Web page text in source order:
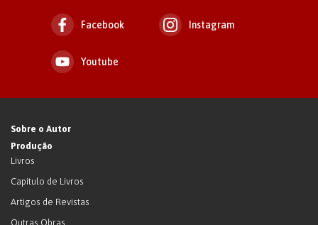
Facebook Instagram
Youtube
Sobre o Autor
Produção
Livros
Capítulo de Livros
Artigos de Revistas
Outras Obras